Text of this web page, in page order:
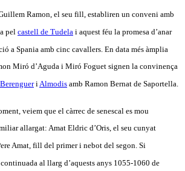
Ramon, el seu fill, establiren un conveni amb
pel castell de Tudela i aquest féu la promesa d’anar
a Spania amb cinc cavallers. En data més àmplia
Miró d’Aguda i Miró Foguet signen la convinença
i Almodis amb Ramon Bernat de Saportella.
veiem que el càrrec de senescal es mou
allargat: Amat Eldric d’Oris, el seu cunyat
Amat, fill del primer i nebot del segon. Si
al llarg d’aquests anys 1055-1060 de